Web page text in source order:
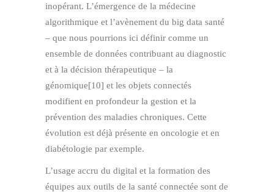
inopérant. L’émergence de la médecine
algorithmique et l’avènement du big data santé
– que nous pourrions ici définir comme un
ensemble de données contribuant au diagnostic
et à la décision thérapeutique – la
génomique[10] et les objets connectés
modifient en profondeur la gestion et la
prévention des maladies chroniques. Cette
évolution est déjà présente en oncologie et en
diabétologie par exemple.
L’usage accru du digital et la formation des
équipes aux outils de la santé connectée sont de